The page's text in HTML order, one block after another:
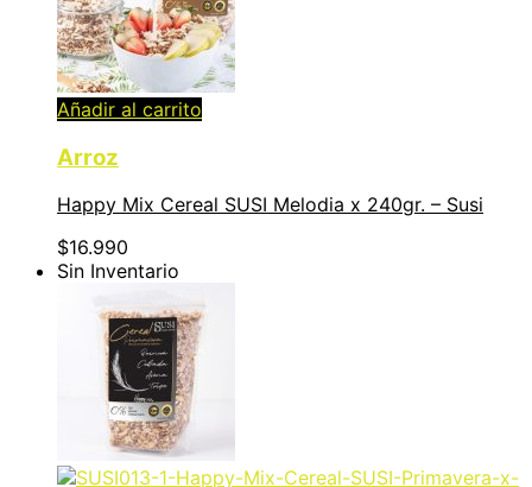
Añadir al carrito
Arroz
Happy Mix Cereal SUSI Melodia x 240gr. – Susi
$16.990
Sin Inventario